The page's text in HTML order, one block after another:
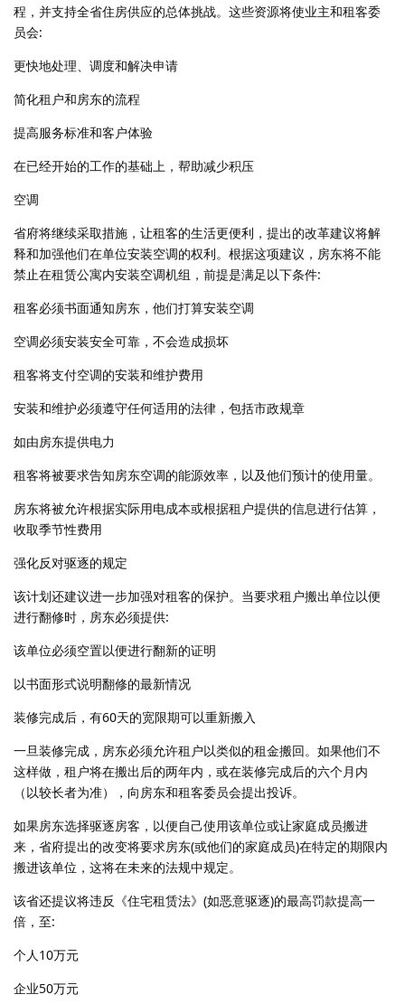
程，并支持全省住房供应的总体挑战。这些资源将使业主和租客委
员会:
更快地处理、调度和解决申请
简化租户和房东的流程
提高服务标准和客户体验
在已经开始的工作的基础上，帮助减少积压
空调
省府将继续采取措施，让租客的生活更便利，提出的改革建议将解
释和加强他们在单位安装空调的权利。根据这项建议，房东将不能
禁止在租赁公寓内安装空调机组，前提是满足以下条件:
租客必须书面通知房东，他们打算安装空调
空调必须安装安全可靠，不会造成损坏
租客将支付空调的安装和维护费用
安装和维护必须遵守任何适用的法律，包括市政规章
如由房东提供电力
租客将被要求告知房东空调的能源效率，以及他们预计的使用量。
房东将被允许根据实际用电成本或根据租户提供的信息进行估算，
收取季节性费用
强化反对驱逐的规定
该计划还建议进一步加强对租客的保护。当要求租户搬出单位以便
进行翻修时，房东必须提供:
该单位必须空置以便进行翻新的证明
以书面形式说明翻修的最新情况
装修完成后，有60天的宽限期可以重新搬入
一旦装修完成，房东必须允许租户以类似的租金搬回。如果他们不
这样做，租户将在搬出后的两年内，或在装修完成后的六个月内
（以较长者为准），向房东和租客委员会提出投诉。
如果房东选择驱逐房客，以便自己使用该单位或让家庭成员搬进
来，省府提出的改变将要求房东(或他们的家庭成员)在特定的期限内
搬进该单位，这将在未来的法规中规定。
该省还提议将违反《住宅租赁法》(如恶意驱逐)的最高罚款提高一
倍，至:
个人10万元
企业50万元